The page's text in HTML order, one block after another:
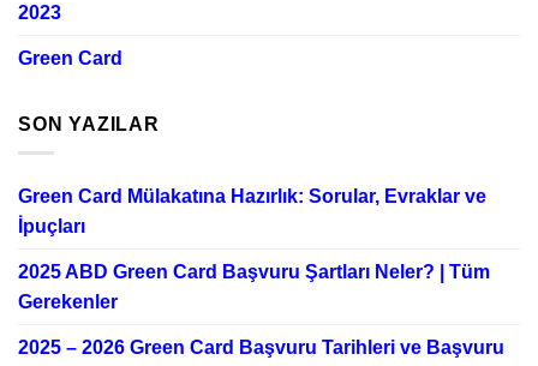
2023
Green Card
SON YAZILAR
Green Card Mülakatına Hazırlık: Sorular, Evraklar ve
İpuçları
2025 ABD Green Card Başvuru Şartları Neler? | Tüm
Gerekenler
2025 – 2026 Green Card Başvuru Tarihleri ve Başvuru